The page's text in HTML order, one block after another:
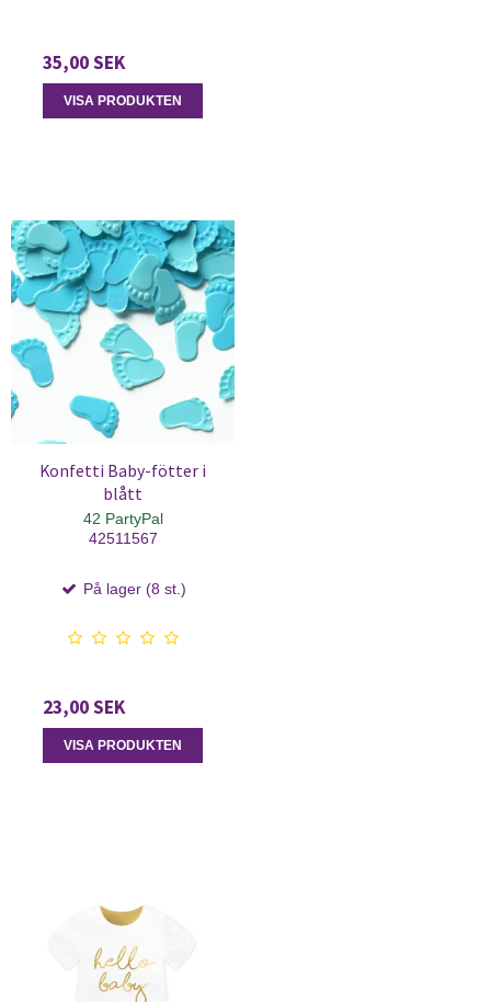
35,00 SEK
VISA PRODUKTEN
Konfetti Baby-fötter i
blått
42 PartyPal
42511567
På lager (8 st.)
23,00 SEK
VISA PRODUKTEN